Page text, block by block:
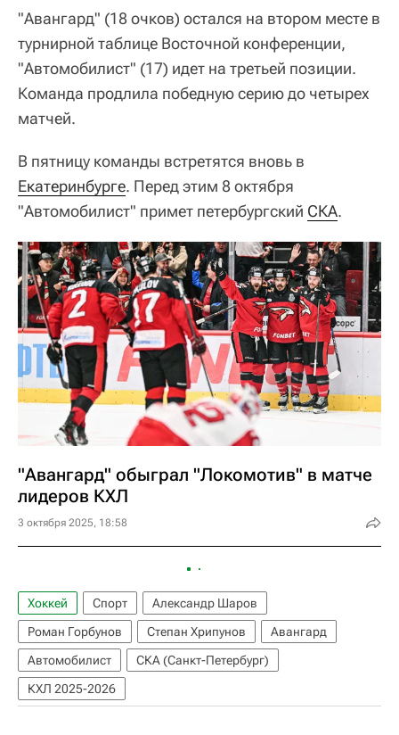
"Авангард" (18 очков) остался на втором месте в
турнирной таблице Восточной конференции,
"Автомобилист" (17) идет на третьей позиции.
Команда продлила победную серию до четырех
матчей.
В пятницу команды встретятся вновь в
Екатеринбурге. Перед этим 8 октября
"Автомобилист" примет петербургский СКА.
"Авангард" обыграл "Локомотив" в матче
лидеров КХЛ
3 октября 2025, 18:58
Хоккей Спорт
Александр Шаров
Роман Горбунов
Степан Хрипунов
Авангард
Автомобилист
СКА (Санкт-Петербург)
КХЛ 2025-2026